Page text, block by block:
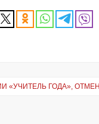
«УЧИТЕЛЬ ГОДА»,